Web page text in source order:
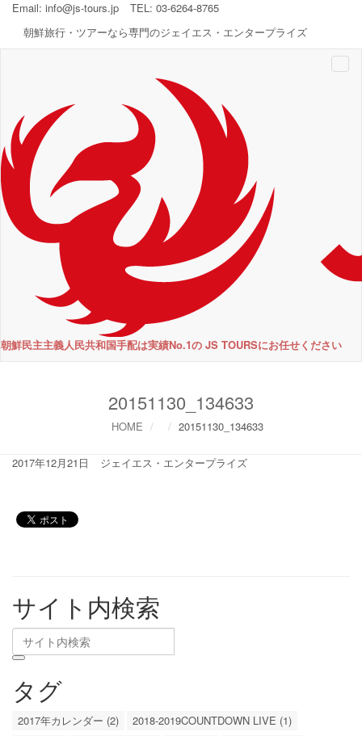
Email: info@js-tours.jp
TEL: 03-6264-8765
朝鮮旅行・ツアーなら専門のジェイエス・エンタープライズ
朝鮮民主主義人民共和国手配は実績No.1の JS TOURSにお任せください
20151130_134633
HOME 20151130_134633
2017年12月21日 ジェイエス・エンタープライズ
サイト内検索
タグ
2017年カレンダー (2)
2018-2019COUNTDOWN LIVE (1)